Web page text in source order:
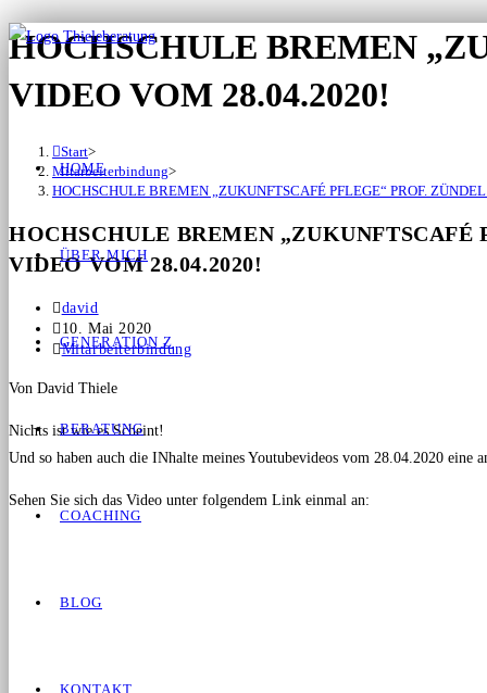
HOME
ÜBER MICH
GENERATION Z
BERATUNG
COACHING
BLOG
KONTAKT
HOCHSCHULE BREMEN
VIDEO VOM 28.04.2020!
Start>
Mitarbeiterbindung>
HOCHSCHULE BREMEN „ZUKUNFTSCAFÉ PFLEGE“ PROF.
HOCHSCHULE BREMEN „ZUKUNFTSCAFÉ
VIDEO VOM 28.04.2020!
david
10. Mai 2020
Mitarbeiterbindung
Von David Thiele
Nichts ist wie es Scheint!
Und so haben auch die INhalte meines Youtubevideos vom 28.04.2020 eine
Sehen Sie sich das Video unter folgendem Link einmal an: